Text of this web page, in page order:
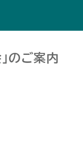
のご案内